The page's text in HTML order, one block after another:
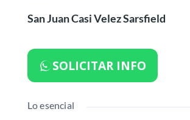
San Juan Casi Velez Sarsfield
SOLICITAR INFO
Lo esencial